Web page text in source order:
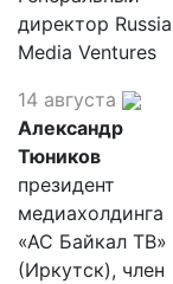
директор
Media Ventures
14 августа
Александр
Тюников
президент
медиахолдинга
«АС Байкал ТВ»
(Иркутск), член